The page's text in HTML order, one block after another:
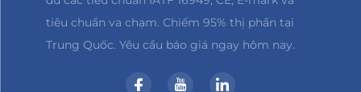
tiêu chuẩn va chạm. Chiếm 95% thị phần tại
Trung Quốc. Yêu cầu báo giá ngay hôm nay.